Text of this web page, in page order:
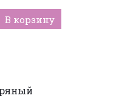
В корзину